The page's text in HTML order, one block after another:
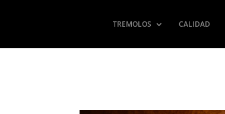
TREMOLOS CALIDAD